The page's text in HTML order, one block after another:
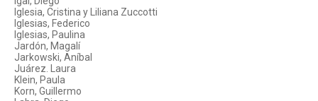
Iglesia, Cristina y Liliana Zuccotti
Iglesias, Federico
Iglesias, Paulina
Jardón, Magalí
Jarkowski, Aníbal
Juárez. Laura
Klein, Paula
Korn, Guillermo